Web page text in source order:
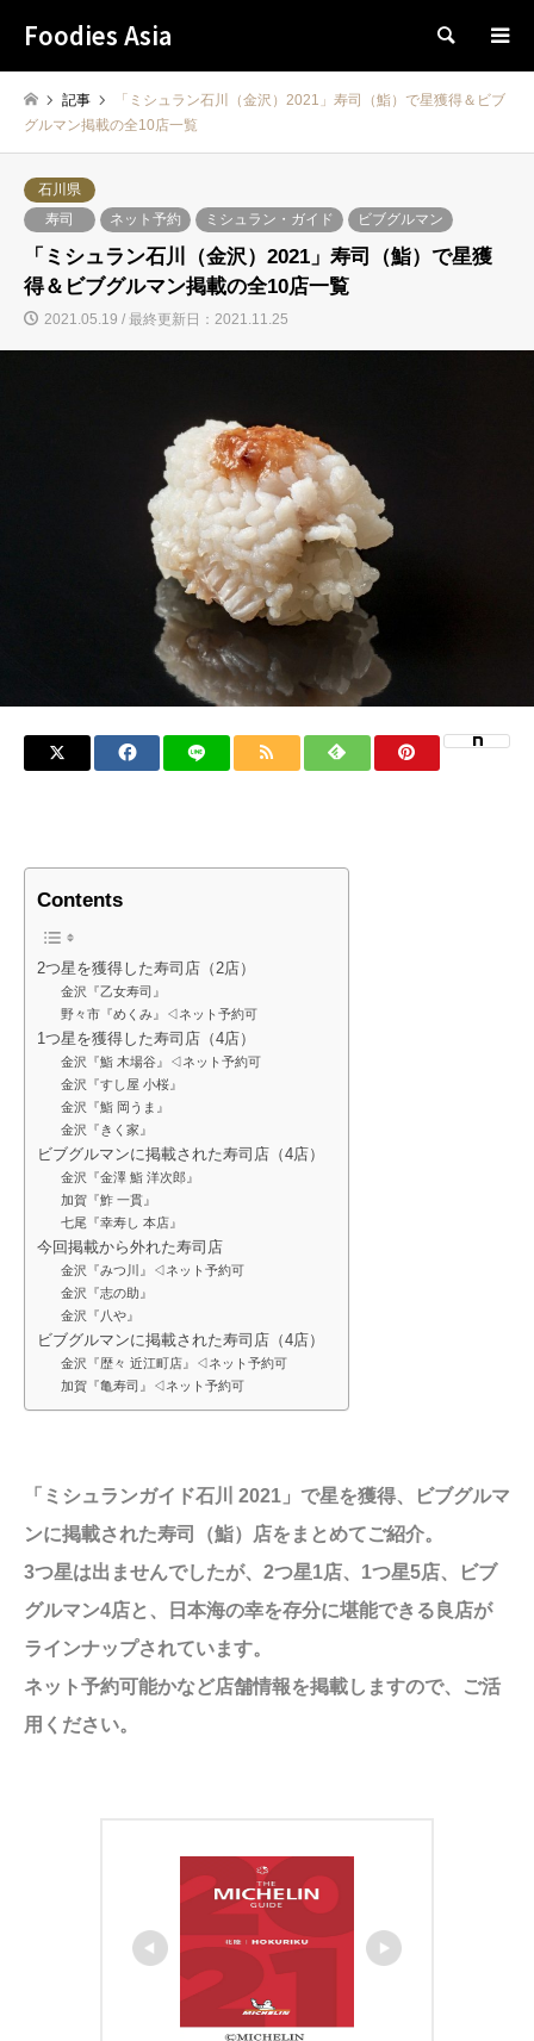
Foodies Asia 検索
記事
「ミシュラン石川（金沢）2021」寿司（鮨）で星獲得＆ビブ
グルマン掲載の全10店一覧
石川県
寿司
ネット予約 ミシュラン・ガイド ビブグルマン
「ミシュラン石川（金沢）2021」寿司（鮨）で星獲
得＆ビブグルマン掲載の全10店一覧
2021.05.19 / 最終更新日：2021.11.25
Contents
2つ星を獲得した寿司店（2店）
金沢『乙女寿司』
野々市『めくみ』◁ネット予約可
1つ星を獲得した寿司店（4店）
金沢『鮨 木場谷』◁ネット予約可
金沢『すし屋 小桜』
金沢『鮨 岡うま』
金沢『きく家』
ビブグルマンに掲載された寿司店（4店）
金沢『金澤 鮨 洋次郎』
加賀『鮓 一貫』
七尾『幸寿し 本店』
今回掲載から外れた寿司店
金沢『みつ川』◁ネット予約可
金沢『志の助』
金沢『八や』
ビブグルマンに掲載された寿司店（4店）
金沢『歴々 近江町店』◁ネット予約可
加賀『亀寿司』◁ネット予約可
「ミシュランガイド石川 2021」で星を獲得、ビブグルマ
ンに掲載された寿司（鮨）店をまとめてご紹介。
3つ星は出ませんでしたが、2つ星1店、1つ星5店、ビブ
グルマン4店と、日本海の幸を存分に堪能できる良店が
ラインナップされています。
ネット予約可能かなど店舗情報を掲載しますので、ご活
用ください。